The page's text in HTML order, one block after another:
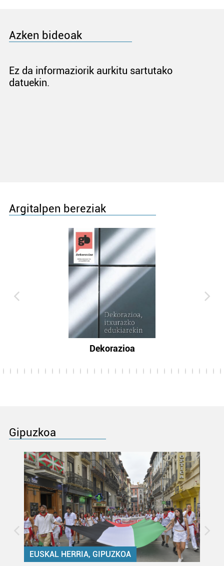
Azken bideoak
Ez da informaziorik aurkitu sartutako
datuekin.
Argitalpen bereziak
Dekorazioa
Gipuzkoa
EUSKAL HERRIA, GIPUZKOA